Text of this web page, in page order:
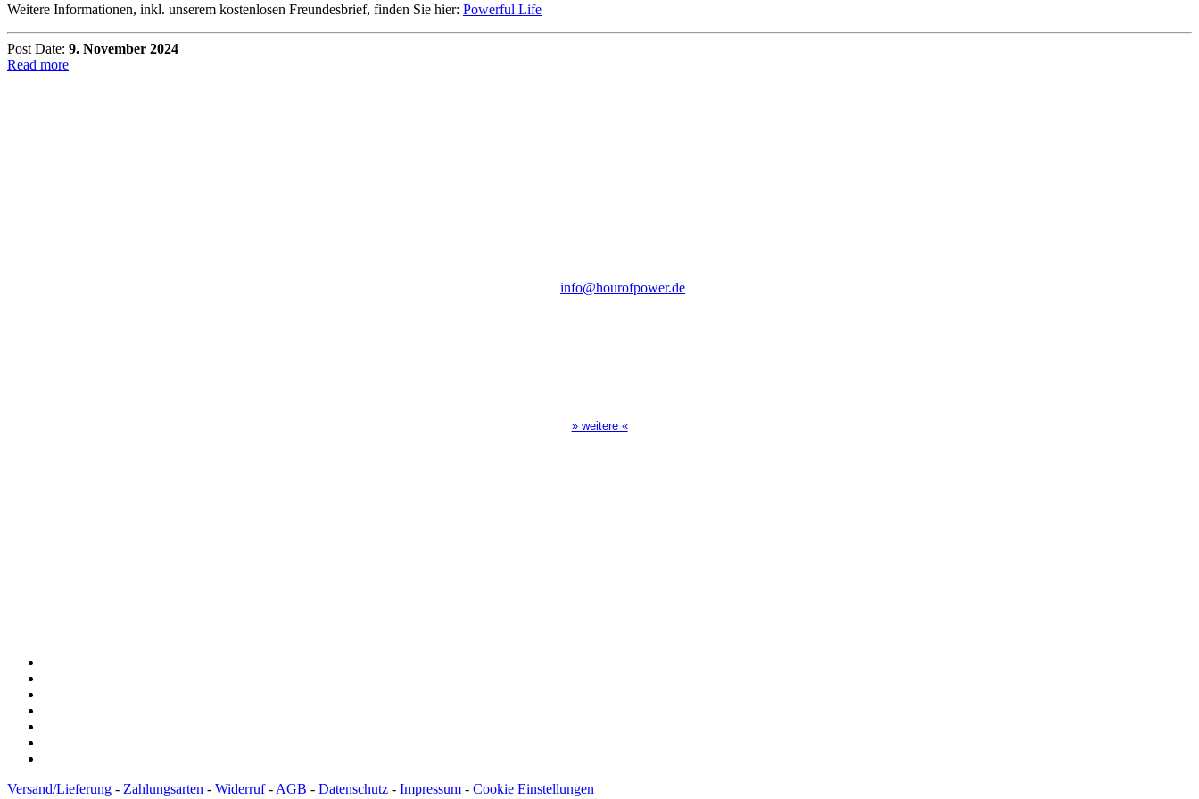
Weitere Informationen, inkl. unserem kostenlosen Freundesbrief, finden Sie hier: Powerful Life
Post Date: 9. November 2024
Read more
info@hourofpower.de
» weitere «
Versand/Lieferung - Zahlungsarten - Widerruf-AGB - Datenschutz - Impressum - Cookie Einstellungen